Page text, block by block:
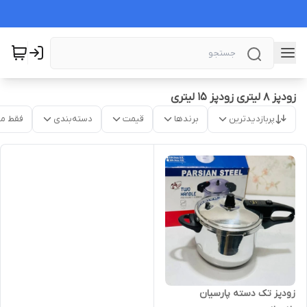
زودپز ۸ لیتری زودپز ۱۵ لیتری
پربازدیدترین برندها قیمت دسته‌بندی فقط
زودپز تک دسته پارسیان